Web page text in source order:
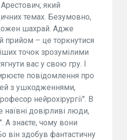
який
темах. Безумовно,
шахрай. Адже
прийом – це торкнутися
точок зрозумілими
вас у свою гру. І
повідомлення про
з ушкодженнями,
нейрохірургії". В
довірливі люди,
А знаєте, чому вони
він здобув фантастичну